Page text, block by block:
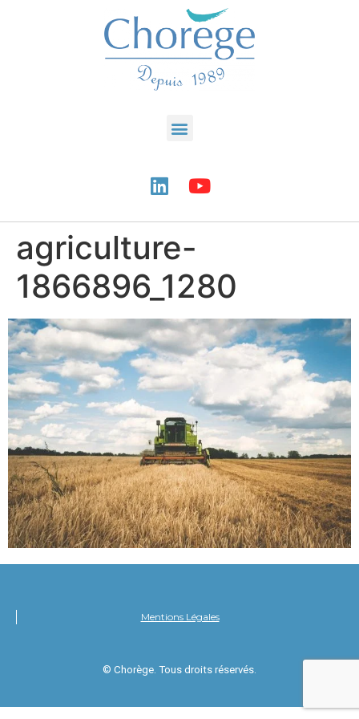
agriculture-
1866896_1280
Mentions Légales
© Chorège. Tous droits réservés.